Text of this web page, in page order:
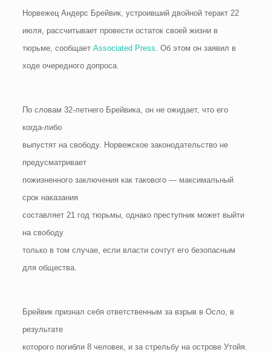
Норвежец Андерс Брейвик, устроивший двойной теракт 22
июля, рассчитывает провести остаток своей жизни в
тюрьме, сообщает Associated Press. Об этом он заявил в
ходе очередного допроса.
По словам 32-летнего Брейвика, он не ожидает, что его
когда-либо
выпустят на свободу. Норвежское законодательство не
предусматривает
пожизненного заключения как такового — максимальный
срок наказания
составляет 21 год тюрьмы, однако преступник может выйти
на свободу
только в том случае, если власти сочтут его безопасным
для общества.
Брейвик признал себя ответственным за взрыв в Осло, в
результате
которого погибли 8 человек, и за стрельбу на острове Утойя.